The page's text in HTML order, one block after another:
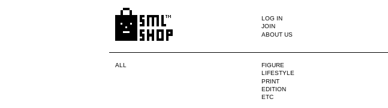
LOG IN
JOIN
ABOUT US
ALL
FIGURE
LIFESTYLE
PRINT
EDITION
ETC